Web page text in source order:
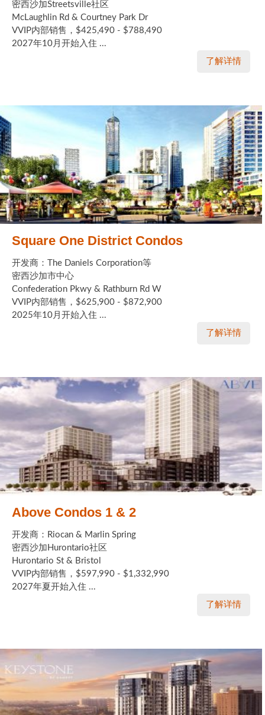
密西沙加Streetsville社区
McLaughlin Rd & Courtney Park Dr
VVIP内部销售，$425,490 - $788,490
2027年10月开始入住 ...
了解详情
Square One District Condos
开发商：The Daniels Corporation等
密西沙加市中心
Confederation Pkwy & Rathburn Rd W
VVIP内部销售，$625,900 - $872,900
2025年10月开始入住 ...
了解详情
Above Condos 1 & 2
开发商：Riocan & Marlin Spring
密西沙加Hurontario社区
Hurontario St & Bristol
VVIP内部销售，$597,990 - $1,332,990
2027年夏开始入住 ...
了解详情